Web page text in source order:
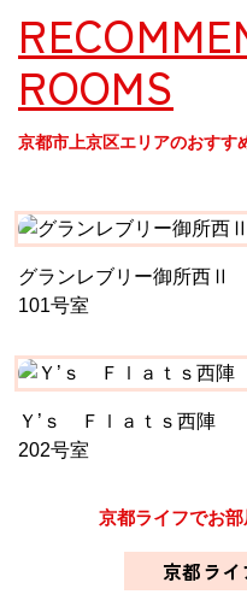
ROOMS
京都市上京区エリアのおすす
グランレブリー御所西Ⅱ
101号室
Ｙ’ｓ Ｆｌａｔｓ西陣
202号室
京都ライフでお
京都ライ